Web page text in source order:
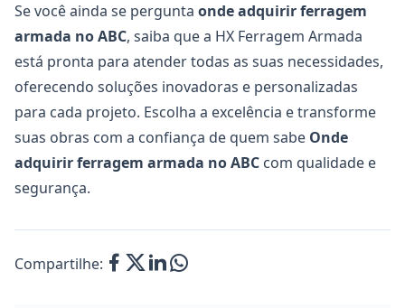
Se você ainda se pergunta onde adquirirferragem
armada no ABC, saiba que a HX Ferragem Armada
está pronta para atender todas as suas necessidades,
oferecendo soluções inovadoras e personalizadas
para cada projeto. Escolha a excelência e transforme
suas obras com a confiança de quem sabe Onde
adquirirferragem armada no ABC com qualidade e
segurança.
Compartilhe: